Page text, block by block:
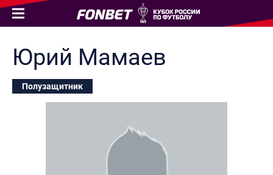
Юрий Мамаев
Полузащитник